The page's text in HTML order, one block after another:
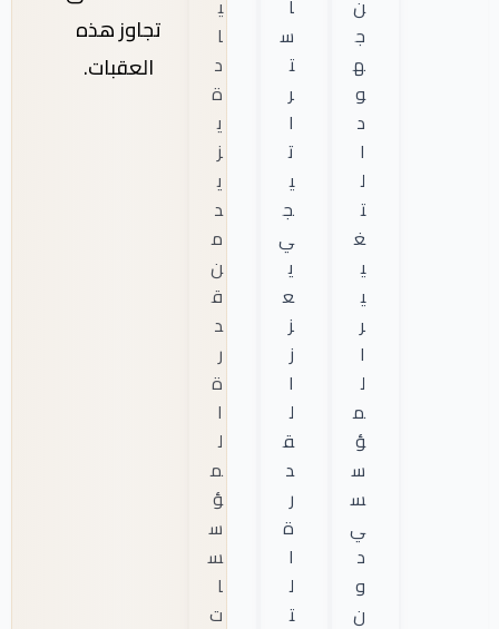
ن
ج
ه
و
د
ا
ل
ت
غ
ي
ي
ر
ا
ل
م
ؤ
س
س
ي
د
و
ن
ا
س
ت
ر
ا
ت
ي
ج
ي
ي
ع
ز
ز
ا
ل
ق
د
ر
ة
ا
ل
ت
ي
ا
د
ة
ي
ز
ي
د
م
ن
ق
د
ر
ة
ا
ل
م
ؤ
س
س
ا
ت
تجاوز هذه
العقبات.